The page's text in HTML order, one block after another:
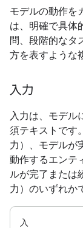
モデルの動作を
は、明確で具体
問、段階的なタ
方を表すような
入力
入力は、モデル
須テキストです
力）、モデルが
動作するエンテ
ルが完了または
力）のいずれか
入